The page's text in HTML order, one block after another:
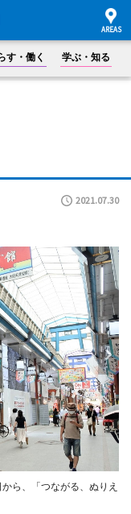
す・働く 学ぶ・知る
2021.07.30
ら、「つながる、ぬりえ